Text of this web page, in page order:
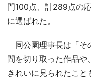
門100点、計289点の
に選ばれた。
同公園理事長は「そ
間を切り取った作品や
きれいに見られたこと